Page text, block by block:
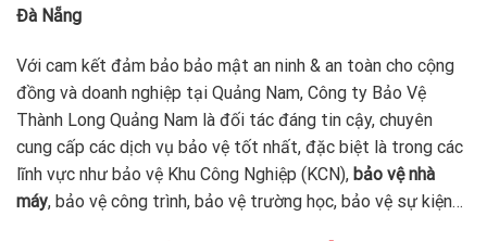
Đà Nẵng
Với cam kết đảm bảo bảo mật an ninh & an toàn cho cộng
đồng và doanh nghiệp tại Quảng Nam, Công ty Bảo Vệ
Thành Long Quảng Nam là đối tác đáng tin cậy, chuyên
cung cấp các dịch vụ bảo vệ tốt nhất, đặc biệt là trong các
lĩnh vực như bảo vệ Khu Công Nghiệp (KCN), bảo vệ nhà
máy, bảo vệ công trình, bảo vệ trường học, bảo vệ sự kiện…